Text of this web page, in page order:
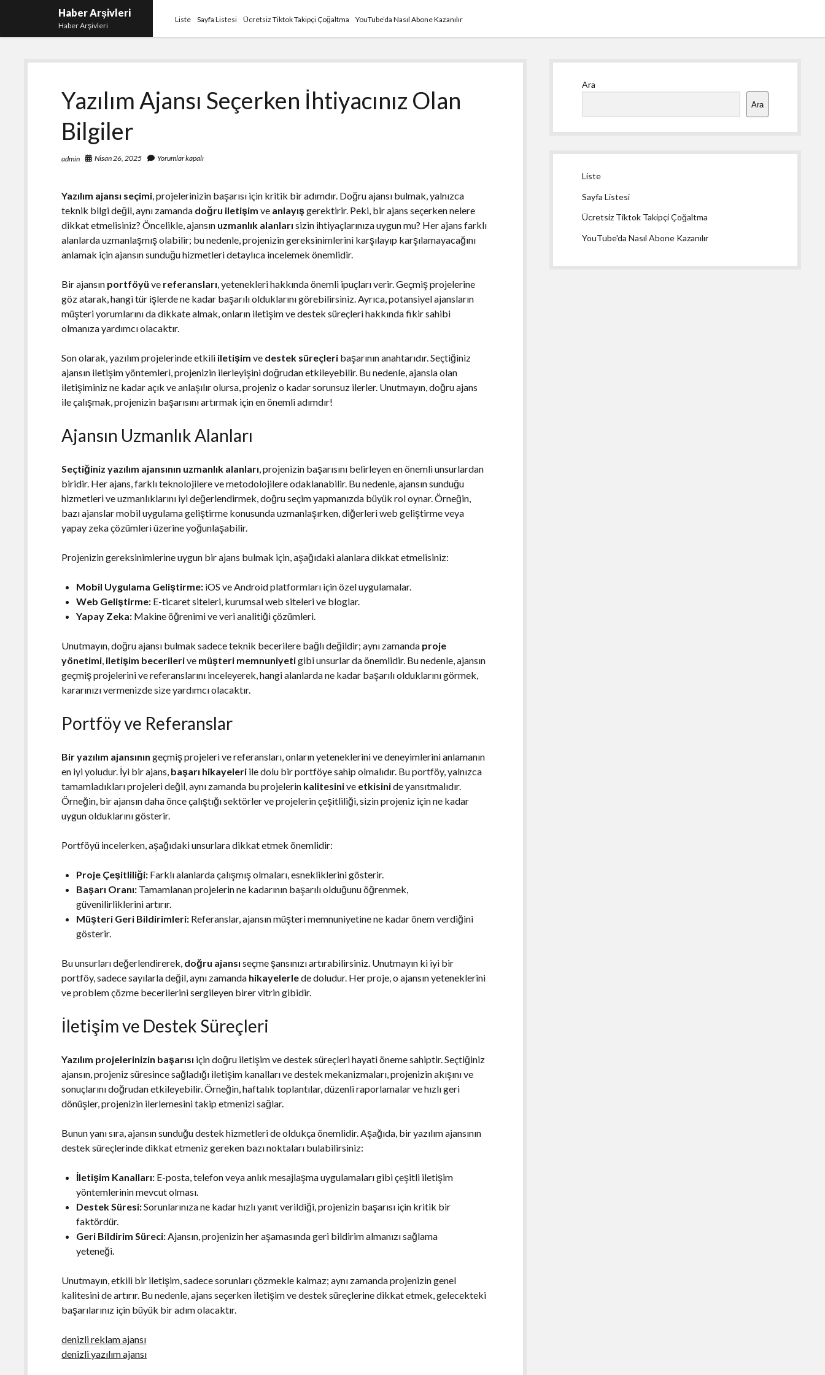
Haber Arşivleri
Haber Arşivleri
Liste Sayfa Listesi Ücretsiz Tiktok Takipçi Çoğaltma YouTube’da Nasıl Abone Kazanılır
Yazılım Ajansı Seçerken İhtiyacınız Olan
Bilgiler
admin Nisan 26, 2025 Yorumlar kapalı
Yazılım ajansı seçimi, projelerinizin başarısı için kritik bir adımdır. Doğru ajansı bulmak, yalnızca
teknik bilgi değil, aynı zamanda doğru iletişim ve anlayışgerektirir. Peki, bir ajans seçerken nelere
dikkat etmelisiniz? Öncelikle, ajansın uzmanlık alanları sizin ihtiyaçlarınıza uygun mu? Her ajans farklı
alanlarda uzmanlaşmış olabilir; bu nedenle, projenizin gereksinimlerini karşılayıp karşılamayacağını
anlamak için ajansın sunduğu hizmetleri detaylıca incelemek önemlidir.
Bir ajansın portföyü ve referansları, yetenekleri hakkında önemli ipuçları verir. Geçmiş projelerine
göz atarak, hangi tür işlerde ne kadar başarılı olduklarını görebilirsiniz. Ayrıca, potansiyel ajansların
müşteri yorumlarını da dikkate almak, onların iletişim ve destek süreçleri hakkında fikir sahibi
olmanıza yardımcı olacaktır.
Son olarak, yazılım projelerinde etkili iletişim ve destek süreçleri başarının anahtarıdır. Seçtiğiniz
ajansın iletişim yöntemleri, projenizin ilerleyişini doğrudan etkileyebilir. Bu nedenle, ajansla olan
iletişiminiz ne kadar açık ve anlaşılır olursa, projeniz o kadar sorunsuz ilerler. Unutmayın, doğru ajans
ile çalışmak, projenizin başarısını artırmak için en önemli adımdır!
Ajansın Uzmanlık Alanları
Seçtiğiniz yazılım ajansının uzmanlık alanları, projenizin başarısını belirleyen en önemli unsurlardan
biridir. Her ajans, farklı teknolojilere ve metodolojilere odaklanabilir. Bu nedenle, ajansın sunduğu
hizmetleri ve uzmanlıklarını iyi değerlendirmek, doğru seçim yapmanızda büyük rol oynar. Örneğin,
bazı ajanslar mobil uygulama geliştirme konusunda uzmanlaşırken, diğerleri web geliştirme veya
yapay zeka çözümleri üzerine yoğunlaşabilir.
Projenizin gereksinimlerine uygun bir ajans bulmak için, aşağıdaki alanlara dikkat etmelisiniz:
Mobil Uygulama Geliştirme: iOS ve Android platformları için özel uygulamalar.
Web Geliştirme: E-ticaret siteleri, kurumsal web siteleri ve bloglar.
Yapay Zeka: Makine öğrenimi ve veri analitiği çözümleri.
Unutmayın, doğru ajansı bulmak sadece teknik becerilere bağlı değildir; aynı zamanda proje
yönetimi, iletişim becerilerive müşteri memnuniyetigibi unsurlar da önemlidir. Bu nedenle, ajansın
geçmiş projelerini ve referanslarını inceleyerek, hangi alanlarda ne kadar başarılı olduklarını görmek,
kararınızı vermenizde size yardımcı olacaktır.
Portföy ve Referanslar
Bir yazılım ajansının geçmiş projeleri ve referansları, onların yeteneklerini ve deneyimlerini anlamanın
en iyi yoludur. İyi bir ajans, başarı hikayeleri ile dolu bir portföye sahip olmalıdır. Bu portföy, yalnızca
tamamladıkları projeleri değil, aynı zamanda bu projelerin kalitesinive etkisinide yansıtmalıdır.
Örneğin, bir ajansın daha önce çalıştığı sektörler ve projelerin çeşitliliği, sizin projeniz için ne kadar
uygun olduklarını gösterir.
Portföyü incelerken, aşağıdaki unsurlara dikkat etmek önemlidir:
Proje Çeşitliliği: Farklı alanlarda çalışmış olmaları, esnekliklerini gösterir.
Başarı Oranı: Tamamlanan projelerin ne kadarının başarılı olduğunu öğrenmek,
güvenilirliklerini artırır.
Müşteri Geri Bildirimleri: Referanslar, ajansın müşteri memnuniyetine ne kadar önem verdiğini
gösterir.
Bu unsurları değerlendirerek, doğru ajansı seçme şansınızı artırabilirsiniz. Unutmayın ki iyi bir
portföy, sadece sayılarla değil, aynı zamanda hikayelerlede doludur. Her proje, o ajansın yeteneklerini
ve problem çözme becerilerini sergileyen birer vitrin gibidir.
İletişim ve Destek Süreçleri
Yazılım projelerinizin başarısı için doğru iletişim ve destek süreçleri hayati öneme sahiptir. Seçtiğiniz
ajansın, projeniz süresince sağladığı iletişim kanalları ve destek mekanizmaları, projenizin akışını ve
sonuçlarını doğrudan etkileyebilir. Örneğin, haftalık toplantılar, düzenli raporlamalar ve hızlı geri
dönüşler, projenizin ilerlemesini takip etmenizi sağlar.
Bunun yanı sıra, ajansın sunduğu destek hizmetleri de oldukça önemlidir. Aşağıda, bir yazılım ajansının
destek süreçlerinde dikkat etmeniz gereken bazı noktaları bulabilirsiniz:
İletişim Kanalları: E-posta, telefon veya anlık mesajlaşma uygulamaları gibi çeşitli iletişim
yöntemlerinin mevcut olması.
Destek Süresi:Sorunlarınıza ne kadar hızlı yanıt verildiği, projenizin başarısı için kritik bir
faktördür.
Geri Bildirim Süreci:Ajansın, projenizin her aşamasında geri bildirim almanızı sağlama
yeteneği.
Unutmayın, etkili bir iletişim, sadece sorunları çözmekle kalmaz; aynı zamanda projenizin genel
kalitesini de artırır. Bu nedenle, ajans seçerken iletişim ve destek süreçlerine dikkat etmek, gelecekteki
başarılarınız için büyük bir adım olacaktır.
denizli reklam ajansı
denizli yazılım ajansı
Ara
Ara
Liste
Sayfa Listesi
Ücretsiz Tiktok Takipçi Çoğaltma
YouTube'da Nasıl Abone Kazanılır